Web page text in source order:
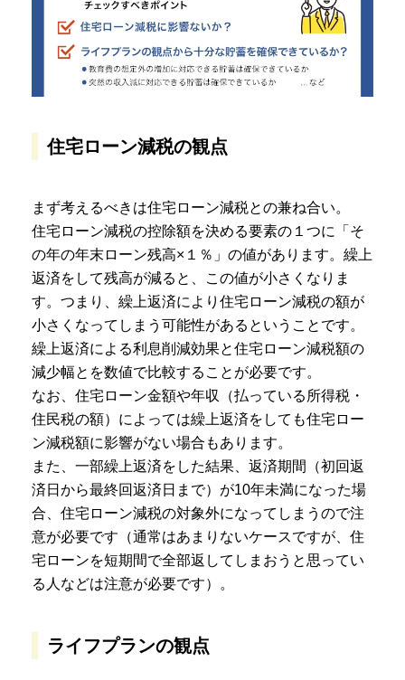
住宅ローン減税の観点
まず考えるべきは住宅ローン減税との兼ね合い。
住宅ローン減税の控除額を決める要素の１つに「そ
の年の年末ローン残高×１％」の値があります。繰上
返済をして残高が減ると、この値が小さくなりま
す。つまり、繰上返済により住宅ローン減税の額が
小さくなってしまう可能性があるということです。
繰上返済による利息削減効果と住宅ローン減税額の
減少幅とを数値で比較することが必要です。
なお、住宅ローン金額や年収（払っている所得税・
住民税の額）によっては繰上返済をしても住宅ロー
ン減税額に影響がない場合もあります。
また、一部繰上返済をした結果、返済期間（初回返
済日から最終回返済日まで）が10年未満になった場
合、住宅ローン減税の対象外になってしまうので注
意が必要です（通常はあまりないケースですが、住
宅ローンを短期間で全部返してしまおうと思ってい
る人などは注意が必要です）。
ライフプランの観点